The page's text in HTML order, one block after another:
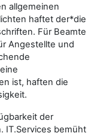
allgemeinen
haftet der*die
Für Beamte
Angestellte und
ist, haften die
der
IT.Services bemüht